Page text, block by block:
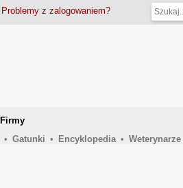
Problemy z zalogowaniem?
Firmy
• Gatunki • Encyklopedia • Weterynarze